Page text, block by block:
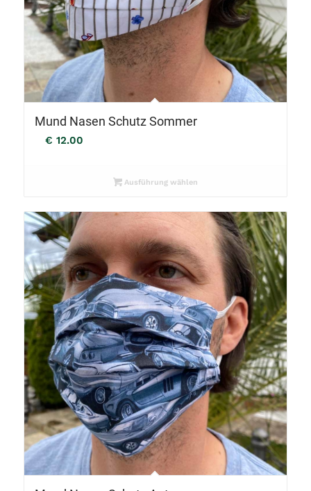
Mund Nasen Schutz Sommer
€ 12.00
Ausführung wählen